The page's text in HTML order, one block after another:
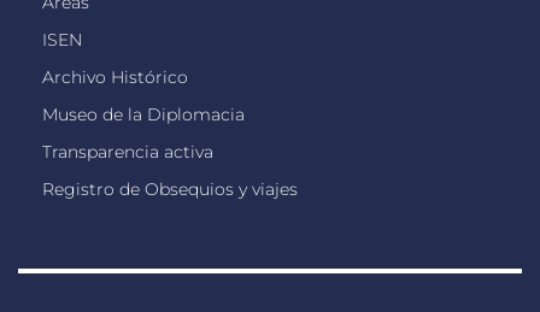
ISEN
Archivo Histórico
Museo de la Diplomacia
Transparencia activa
Registro de Obsequios y viajes